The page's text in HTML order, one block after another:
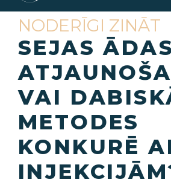
NODERĪGI ZINĀT
SEJAS ĀDAS
VAI
METODES
KONKURĒ